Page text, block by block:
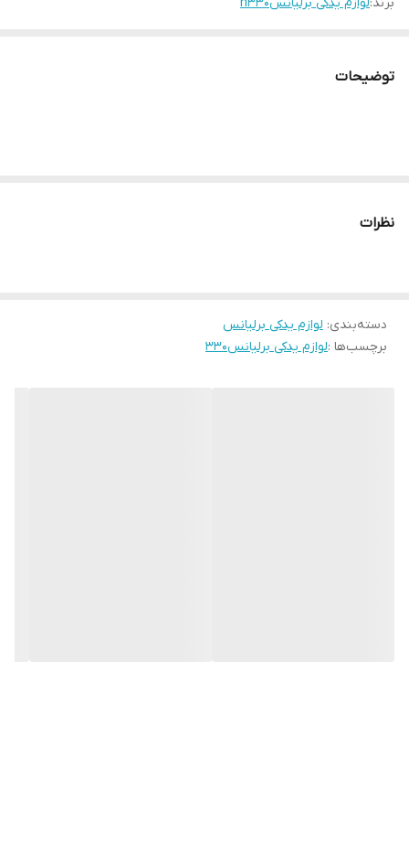
برند:لوازم یدکی برلیانسh330
توضیحات
نظرات
دسته‌بندی: لوازم یدکی برلیانس
برچسب‌ها :لوازم یدکی برلیانس۳۳۰